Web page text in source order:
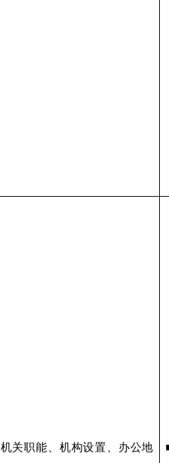
机关职能、机构设置、办公地